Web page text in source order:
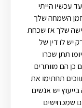
עכשיו הייתי
השמחה שלך
שלך אז שכחת
יש לו דין של
תתן שכרו
כן הם מוותרים
תחתימו את
יש אנשים
שמכחישים